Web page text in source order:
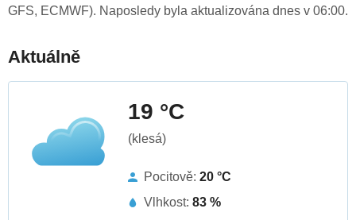
GFS, ECMWF). Naposledy byla aktualizována dnes v 06:00.
Aktuálně
19 °C
(klesá)
Pocitově: 20 °C
Vlhkost: 83 %